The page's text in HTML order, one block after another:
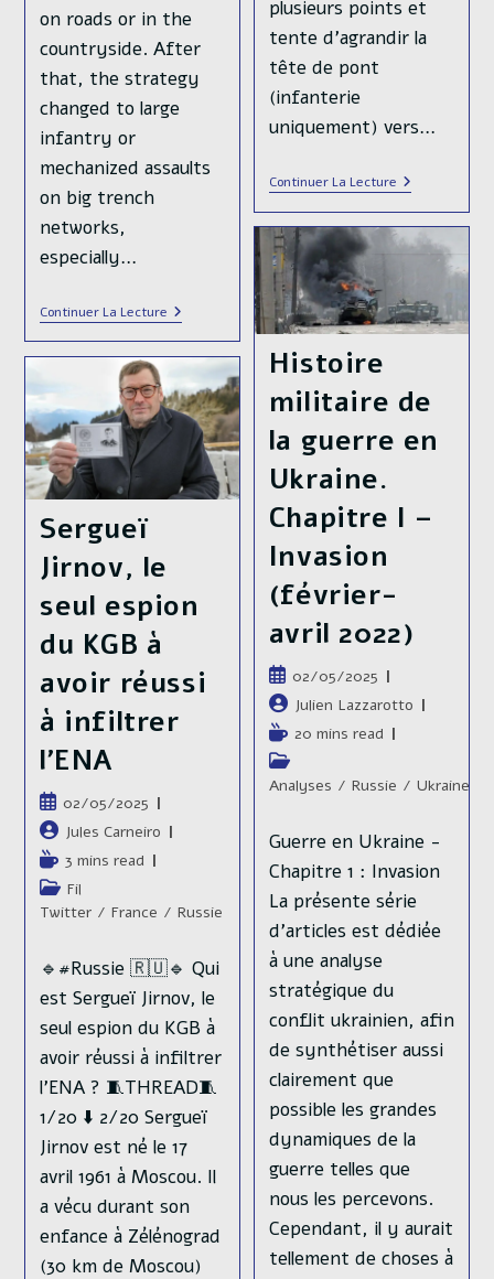
plusieurs points et
tente d'agrandir la
tête de pont
(infanterie
uniquement) vers…
Continuer La LectureVers
Une
Victoire
Russe
🇷🇺
En
2025
?
on roads or in the
countryside. After
that, the strategy
changed to large
infantry or
mechanized assaults
on big trench
networks,
especially…
Continuer La LectureThe
War
🇺🇦/
🇷🇺
2025
Has
Nothing
Do
Anymore
With
Histoire
militaire de
la guerre en
Ukraine.
Chapitre I –
Invasion
(février-
avril 2022)
Publication
publiée :
02/05/2025
Auteur/autrice
de
la
publication :
Julien Lazzarotto
Temps
de
lecture :
20 mins read
Post
category:
Analyses / Russie / Ukraine
Guerre en Ukraine -
Chapitre 1 : Invasion
La présente série
d’articles est dédiée
à une analyse
stratégique du
conflit ukrainien, afin
de synthétiser aussi
clairement que
possible les grandes
dynamiques de la
guerre telles que
nous les percevons.
Cependant, il y aurait
tellement de choses à
Sergueï
Jirnov, le
seul espion
du KGB à
avoir réussi
à infiltrer
l’ENA
Publication
publiée :
02/05/2025
Auteur/autrice
de
la
publication :
Jules Carneiro
Temps
de
lecture :
3 mins read
Post
category:
Fil
Twitter / France / Russie
🔹#Russie 🇷🇺🔹 Qui
est Sergueï Jirnov, le
seul espion du KGB à
avoir réussi à infiltrer
l’ENA ? 🧵THREAD🧵
1/20 ⬇️ 2/20 Sergueï
Jirnov est né le 17
avril 1961 à Moscou. Il
a vécu durant son
enfance à Zélénograd
(30 km de Moscou)